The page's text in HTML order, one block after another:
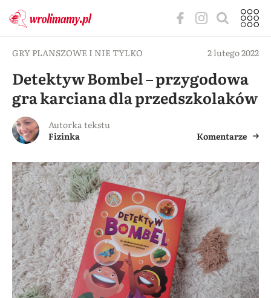
GRY PLANSZOWE I NIE TYLKO 2 lutego 2022
Detektyw Bombel – przygodowa
gra karciana dla przedszkolaków
Autorka tekstu
Fizinka
Komentarze